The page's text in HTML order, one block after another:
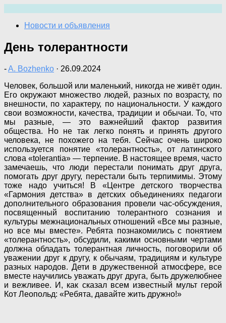
содержимому
Новости и объявления
День толерантности
-A. Bozhenko · 26.09.2024
Человек, большой или маленький, никогда не живёт один.
Его окружают множество людей, разных по возрасту, по
внешности, по характеру, по национальности. У каждого
свои возможности, качества, традиции и обычаи. То, что
мы разные, — это важнейший фактор развития
общества. Но не так легко понять и принять другого
человека, не похожего на тебя. Сейчас очень широко
используется понятие «толерантность», от латинского
слова «tolerantia» — терпение. В настоящее время, часто
замечаешь, что люди перестали понимать друг друга,
помогать друг другу, перестали быть терпимимы. Этому
тоже надо учиться! В «Центре детского творчества
«Гармония детства» в детских объединениях педагоги
дополнительного образования провели час-обсуждения,
посвященный воспитанию толерантного сознания и
культуры межнациональных отношений «Все мы разные,
но все мы вместе». Ребята познакомились с понятием
«толерантность», обсудили, какими основными чертами
должна обладать толерантная личность, поговорили об
уважении друг к другу, к обычаям, традициям и культуре
разных народов. Дети в дружественной атмосфере, все
вместе научились уважать друг друга, быть дружелюбнее
и вежливее. И, как сказал всем известный мульт герой
Кот Леопольд: «Ребята, давайте жить дружно!»